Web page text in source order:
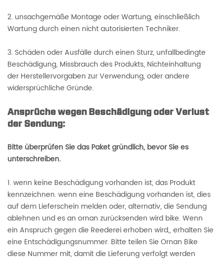
2. unsachgemäße Montage oder Wartung, einschließlich
Wartung durch einen nicht autorisierten Techniker.
3. Schäden oder Ausfälle durch einen Sturz, unfallbedingte
Beschädigung, Missbrauch des Produkts, Nichteinhaltung
der Herstellervorgaben zur Verwendung, oder andere
widersprüchliche Gründe.
Ansprüche wegen Beschädigung oder Verlust
der Sendung:
Bitte überprüfen Sie das Paket gründlich, bevor Sie es
unterschreiben.
1. wenn keine Beschädigung vorhanden ist, das Produkt
kennzeichnen. wenn eine Beschädigung vorhanden ist, dies
auf dem Lieferschein melden oder, alternativ, die Sendung
ablehnen und es an ornan zurücksenden wird bike. Wenn
ein Anspruch gegen die Reederei erhoben wird,, erhalten Sie
eine Entschädigungsnummer. Bitte teilen Sie Ornan Bike
diese Nummer mit, damit die Lieferung verfolgt werden